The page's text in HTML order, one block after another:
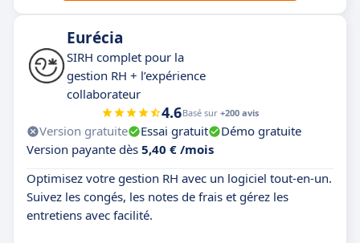
Eurécia
SIRH complet pour la
gestion RH + l’expérience
collaborateur
4.6Basé sur +200 avis
Version gratuite Essai gratuit
Démo gratuite
Version payante dès 5,40 € /mois
Optimisez votre gestion RH avec un logiciel tout-en-un.
Suivez les congés, les notes de frais et gérez les
entretiens avec facilité.